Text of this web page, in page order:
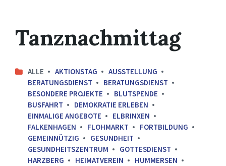
Tanznachmittag
ALLE AKTIONSTAG
AUSSTELLUNG
BERATUNGSDIENST
BERATUNGSDIENST
BESONDERE PROJEKTE
BLUTSPENDE
BUSFAHRT
DEMOKRATIE ERLEBEN
EINMALIGE ANGEBOTE
ELBRINXEN
FALKENHAGEN
FLOHMARKT
FORTBILDUNG
GEMEINNÜTZIG
GESUNDHEIT
GESUNDHEITSZENTRUM
GOTTESDIENST
HARZBERG
HEIMATVEREIN
HUMMERSEN